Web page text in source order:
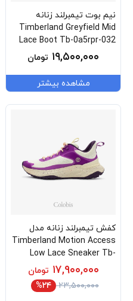
نیم بوت تیمبرلند زنانه
Timberland Greyfield Mid
Lace Boot Tb-0a5rpr-032
۱۹,۵۰۰,۰۰۰ تومان
مشاهده بیشتر
کفش تیمبرلند زنانه مدل
Timberland Motion Access
Low Lace Sneaker Tb-
0a29pp-Eur
۱۷,۹۰۰,۰۰۰ تومان
۲۳,۵۰۰,۰۰۰
%۲۴